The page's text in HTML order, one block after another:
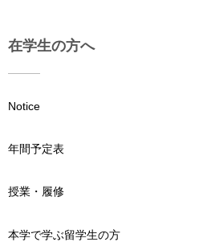
在学生の方へ
Notice
年間予定表
授業・履修
本学で学ぶ留学生の方